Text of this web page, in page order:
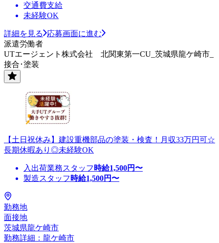
交通費支給
未経験OK
詳細を見る
応募画面に進む
派遣労働者
UTエージェント株式会社 北関東第一CU_茨城県龍ケ崎市_
接合･塗装
【土日祝休み】建設重機部品の塗装・検査！月収33万円可☆
長期休暇あり◎未経験OK
入出荷業務スタッフ 時給1,500円〜
製造スタッフ 時給1,500円〜
勤務地
面接地
茨城県龍ケ崎市
勤務詳細：龍ケ崎市